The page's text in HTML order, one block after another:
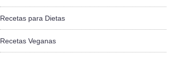
Recetas para Dietas
Recetas Veganas